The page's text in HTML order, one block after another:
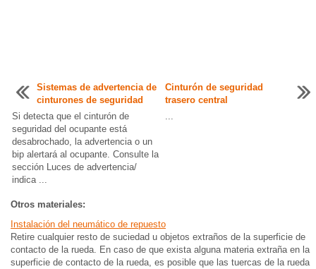
Sistemas de advertencia de
cinturones de seguridad
Si detecta que el cinturón de
seguridad del ocupante está
desabrochado, la advertencia o un
bip alertará al ocupante. Consulte la
sección Luces de advertencia/
indica ...
Cinturón de seguridad
trasero central
...
Otros materiales:
Instalación del neumático de repuesto
Retire cualquier resto de suciedad u objetos extraños de la superficie de
contacto de la rueda. En caso de que exista alguna materia extraña en la
superficie de contacto de la rueda, es posible que las tuercas de la rueda